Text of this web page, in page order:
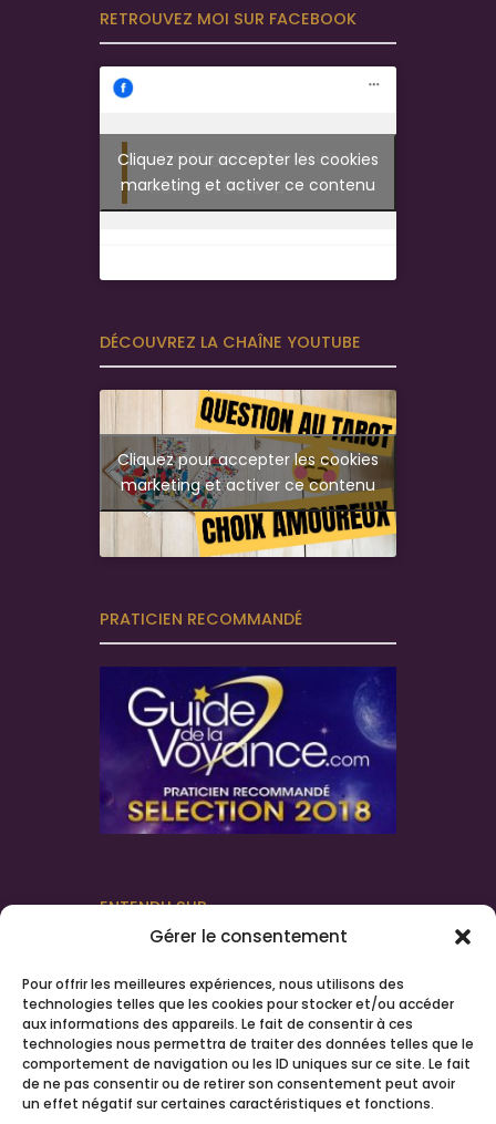
Gérer le consentement
Pour offrir les meilleures expériences, nous utilisons des
technologies telles que les cookies pour stocker et/ou accéder
aux informations des appareils. Le fait de consentir à ces
technologies nous permettra de traiter des données telles que le
comportement de navigation ou les ID uniques sur ce site. Le fait
de ne pas consentir ou de retirer son consentement peut avoir
un effet négatif sur certaines caractéristiques et fonctions.
RETROUVEZ MOI SUR FACEBOOK
Tarologue & Médium -
Romain Delava
Cliquez pour accepter les cookies
marketing et activer ce contenu
DÉCOUVREZ LA CHAÎNE YOUTUBE
Cliquez pour accepter les cookies
marketing et activer ce contenu
PRATICIEN RECOMMANDÉ
ENTENDU SUR